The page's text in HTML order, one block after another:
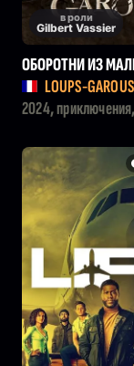
в роли
Gilbert Vassier
ОБОРОТНИ ИЗ
ЕРЕВУШКИ
LOUPS-GAROUS
2024,